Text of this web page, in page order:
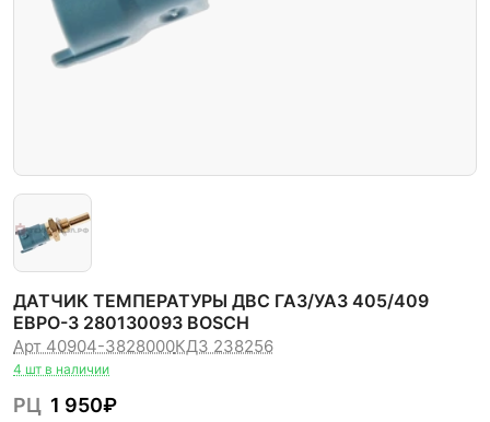
ДАТЧИК ТЕМПЕРАТУРЫ ДВС ГАЗ/УАЗ 405/409
ЕВРО-3 280130093 BOSCH
Арт 40904-3828000КДЗ 238256
4 шт в наличии
РЦ 1 950₽